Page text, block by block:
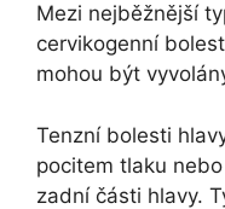
Mezi nejběžnější
cervikogenní
mohou být
Tenzní bolesti
pocitem tlaku
zadní části hlavy.